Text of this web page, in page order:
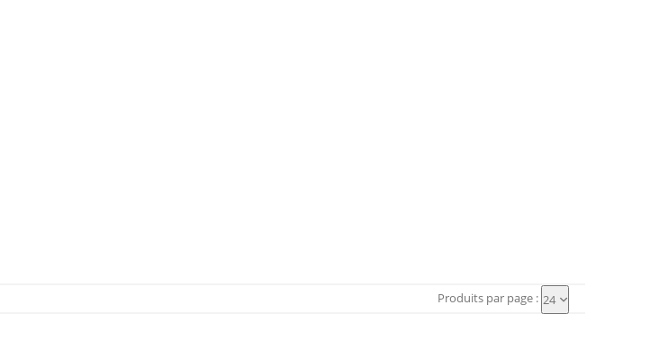
Produits par page : 24